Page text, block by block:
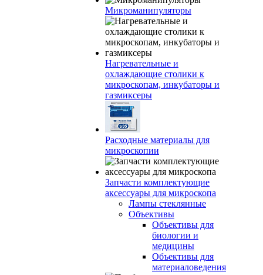
Микроманипуляторы
Нагревательные и
охлаждающие столики к
микроскопам, инкубаторы и
газмиксеры
Расходные материалы для
микроскопии
Запчасти комплектующие
аксессуары для микроскопа
Лампы стеклянные
Объективы
Объективы для
биологии и
медицины
Объективы для
материаловедения